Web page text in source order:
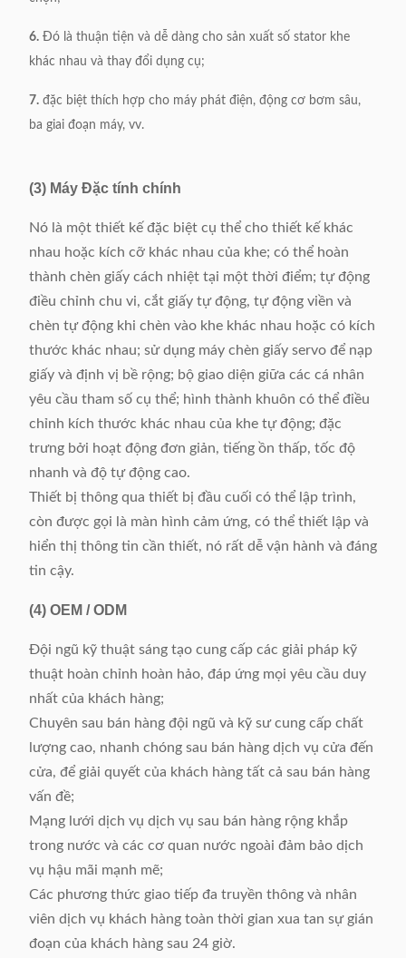
6. Đó là thuận tiện và dễ dàng cho sản xuất số stator khe
khác nhau và thay đổi dụng cụ;
7. đặc biệt thích hợp cho máy phát điện, động cơ bơm sâu,
ba giai đoạn máy, vv.
(3) Máy Đặc tính chính
Nó là một thiết kế đặc biệt cụ thể cho thiết kế khác
nhau hoặc kích cỡ khác nhau của khe; có thể hoàn
thành chèn giấy cách nhiệt tại một thời điểm; tự động
điều chỉnh chu vi, cắt giấy tự động, tự động viền và
chèn tự động khi chèn vào khe khác nhau hoặc có kích
thước khác nhau; sử dụng máy chèn giấy servo để nạp
giấy và định vị bề rộng; bộ giao diện giữa các cá nhân
yêu cầu tham số cụ thể; hình thành khuôn có thể điều
chỉnh kích thước khác nhau của khe tự động; đặc
trưng bởi hoạt động đơn giản, tiếng ồn thấp, tốc độ
nhanh và độ tự động cao.
Thiết bị thông qua thiết bị đầu cuối có thể lập trình,
còn được gọi là màn hình cảm ứng, có thể thiết lập và
hiển thị thông tin cần thiết, nó rất dễ vận hành và đáng
tin cậy.
(4) OEM / ODM
Đội ngũ kỹ thuật sáng tạo cung cấp các giải pháp kỹ
thuật hoàn chỉnh hoàn hảo, đáp ứng mọi yêu cầu duy
nhất của khách hàng;
Chuyên sau bán hàng đội ngũ và kỹ sư cung cấp chất
lượng cao, nhanh chóng sau bán hàng dịch vụ cửa đến
cửa, để giải quyết của khách hàng tất cả sau bán hàng
vấn đề;
Mạng lưới dịch vụ dịch vụ sau bán hàng rộng khắp
trong nước và các cơ quan nước ngoài đảm bảo dịch
vụ hậu mãi mạnh mẽ;
Các phương thức giao tiếp đa truyền thông và nhân
viên dịch vụ khách hàng toàn thời gian xua tan sự gián
đoạn của khách hàng sau 24 giờ.